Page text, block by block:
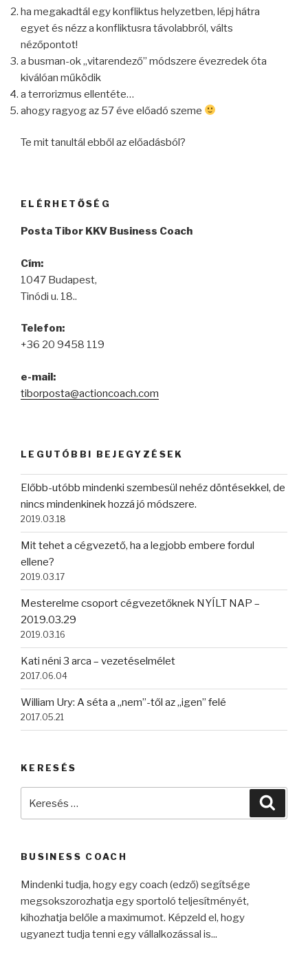
ha megakadtál egy konfliktus helyzetben, lépj hátra
egyet és nézz a konfliktusra távolabbról, válts
nézőpontot!
a busman-ok „vitarendező” módszere évezredek óta
kiválóan működik
a terrorizmus ellentéte…
ahogy ragyog az 57 éve előadó szeme
Te mit tanultál ebből az előadásból?
ELÉRHETŐSÉG
Posta Tibor KKV Business Coach
Cím:
1047 Budapest,
Tinódi u. 18..
Telefon:
+36 20 9458 119
e-mail:
tiborposta@actioncoach.com
LEGUTÓBBI BEJEGYZÉSEK
Előbb-utóbb mindenki szembesül nehéz döntésekkel, de
nincs mindenkinek hozzá jó módszere.
2019.03.18
Mit tehet a cégvezető, ha a legjobb embere fordul
ellene?
2019.03.17
Mesterelme csoport cégvezetőknek NYÍLT NAP –
2019.03.29
2019.03.16
Kati néni 3 arca – vezetéselmélet
2017.06.04
William Ury: A séta a „nem”-től az „igen” felé
2017.05.21
KERESÉS
BUSINESS COACH
Mindenki tudja, hogy egy coach (edző) segítsége
megsokszorozhatja egy sportoló teljesítményét,
kihozhatja belőle a maximumot. Képzeld el, hogy
ugyanezt tudja tenni egy vállalkozással is...